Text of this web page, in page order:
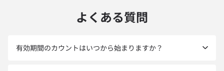
よくある質問
有効期間のカウントはいつから始まりますか？